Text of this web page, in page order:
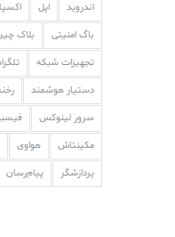
اندروید اپل
باگ امنیتی بلاک
تجهیزات شبکه
دستیار هوشمند
سرور لینوکس
مکینتاش هواوی
پردازشگر پیام‌رسان